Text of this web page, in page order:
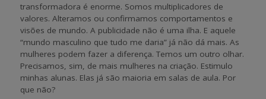
transformadora é enorme. Somos multiplicadores de
valores. Alteramos ou confirmamos comportamentos e
visões de mundo. A publicidade não é uma ilha. E aquele
“mundo masculino que tudo me daria” já não dá mais. As
mulheres podem fazer a diferença. Temos um outro olhar.
Precisamos, sim, de mais mulheres na criação. Estimulo
minhas alunas. Elas já são maioria em salas de aula. Por
que não?